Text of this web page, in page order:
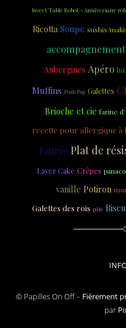
Sweet Table Robot - Anniversaire
Ricotta Soupe sushis/
accompagnement
Aubergines Apéro
Muffins Push Pop Galettes
Brioche et cie farine
recette pour allergique à
EntréePlat de
Layer Cake Crêpes
vanille Potiron
Galettes des rois pâte
© Papilles On Off – Fièrement
par